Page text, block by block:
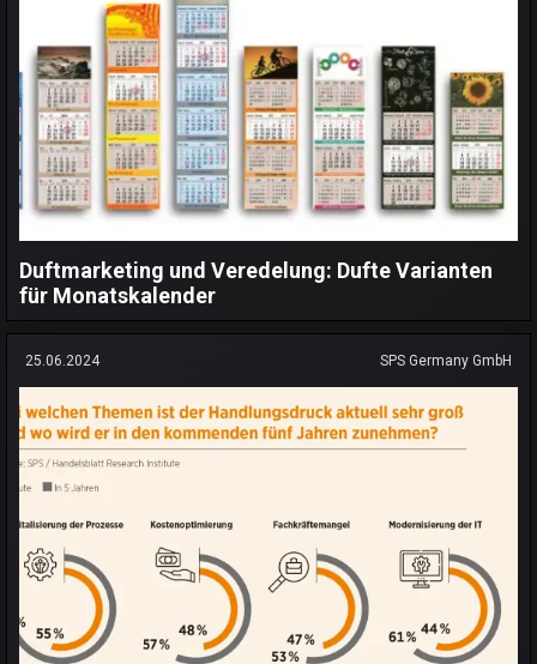
Duftmarketing und Veredelung: Dufte Varianten
für Monatskalender
25.06.2024 SPS Germany GmbH